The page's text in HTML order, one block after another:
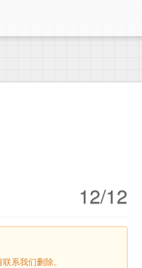
12/12
系我们删除。